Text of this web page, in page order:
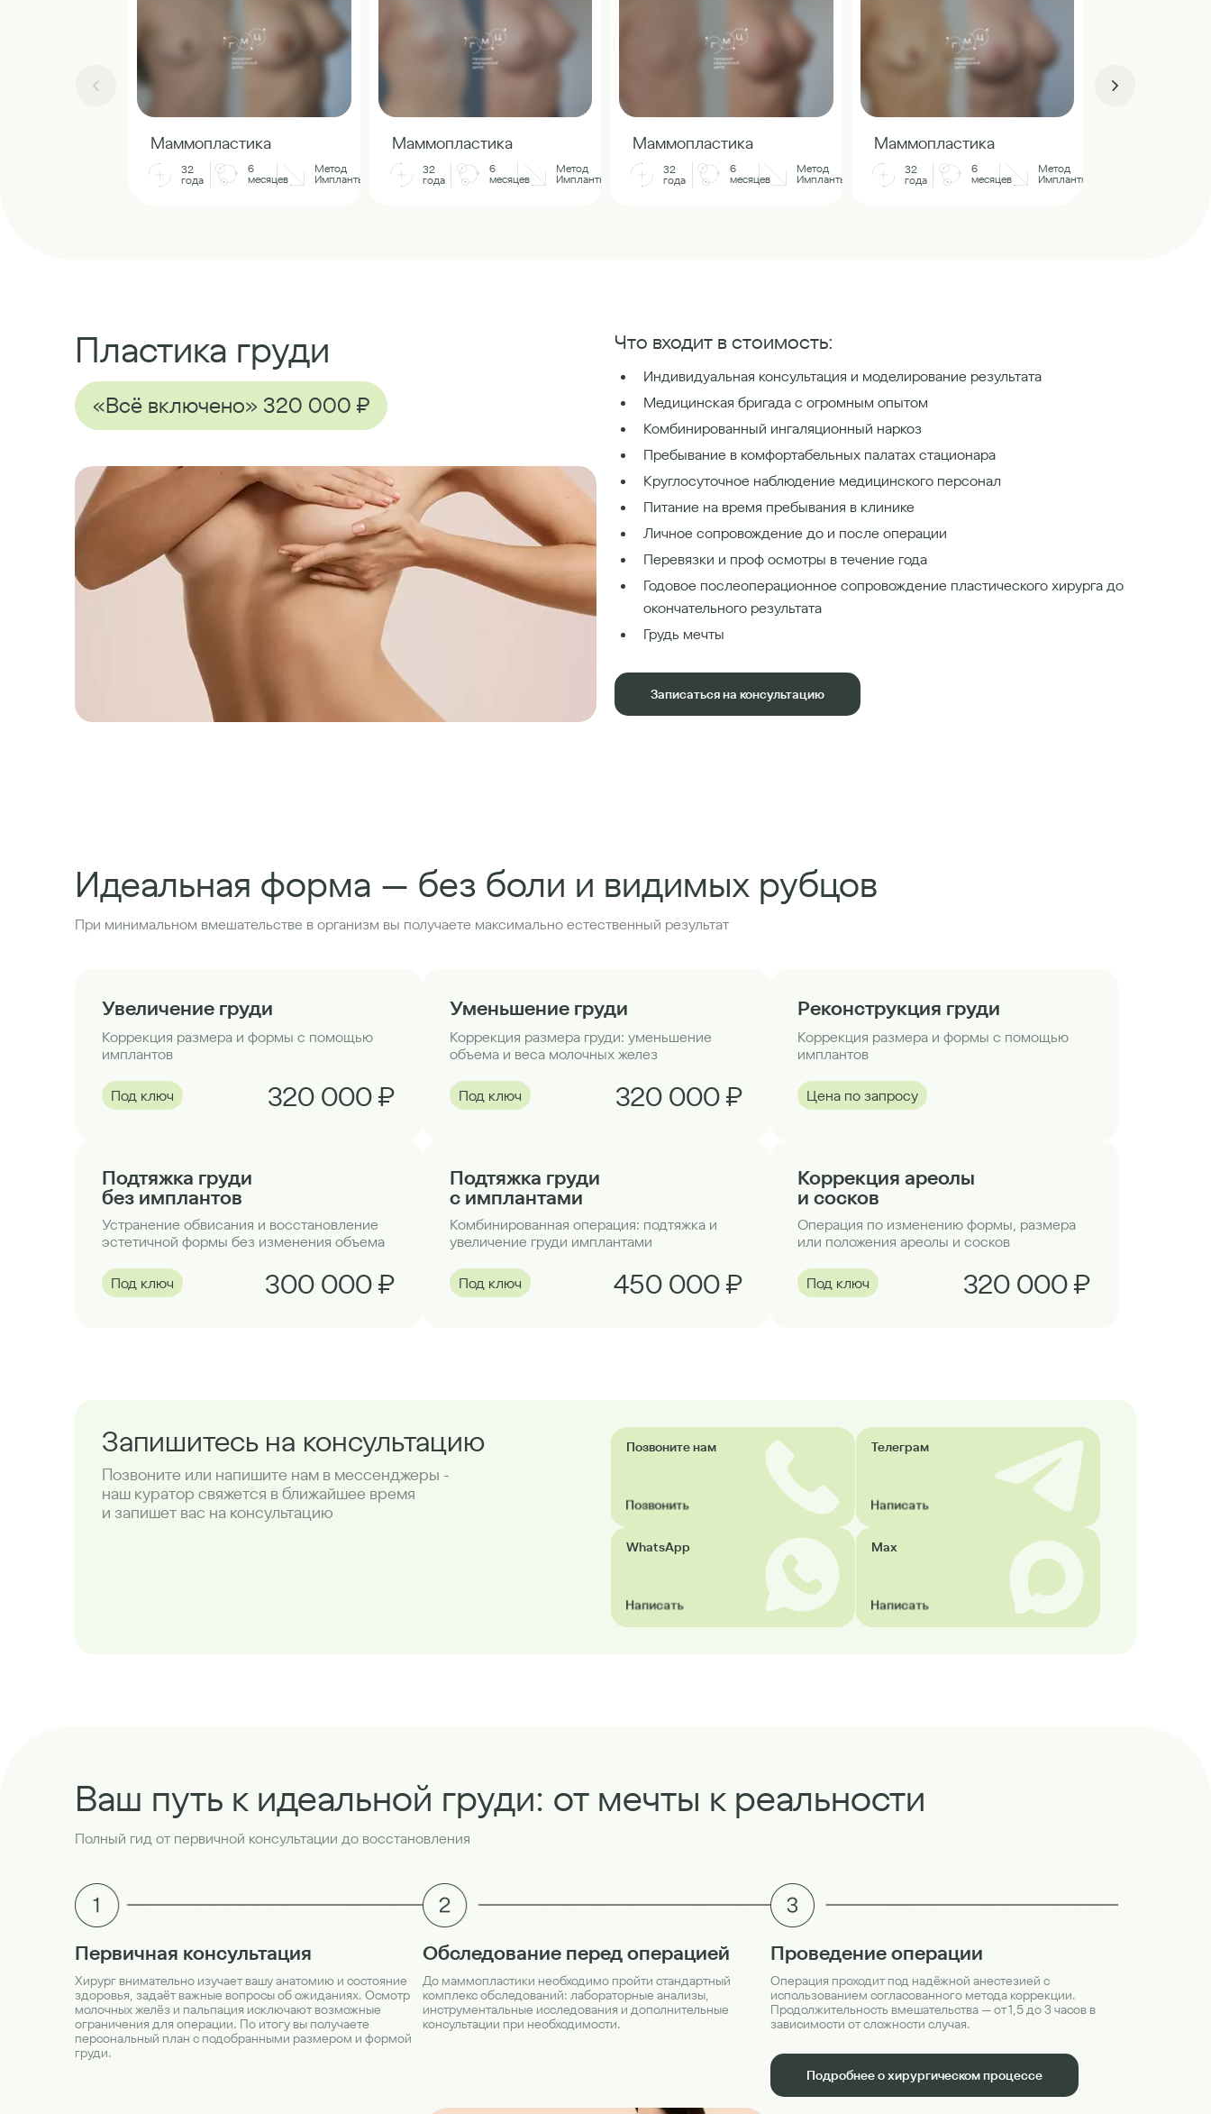
Маммопластика
32
года
6
месяцев
Метод
Импланты
Маммопластика
32
года
6
месяцев
Метод
Импланты
Маммопластика
32
года
6
месяцев
Метод
Импланты
Маммопластика
32
года
6
месяцев
Метод
Импланты
Пластика груди
«Всё включено» 320 000 ₽
Что входит в стоимость:
Индивидуальная консультация и моделирование результата
Медицинская бригада с огромным опытом
Комбинированный ингаляционный наркоз
Пребывание в комфортабельных палатах стационара
Круглосуточное наблюдение медицинского персонал
Питание на время пребывания в клинике
Личное сопровождение до и после операции
Перевязки и проф осмотры в течение года
Годовое послеоперационное сопровождение пластического хирурга до
окончательного результата
Грудь мечты
Записаться на консультацию
Идеальная форма — без боли и видимых рубцов
При минимальном вмешательстве в организм вы получаете максимально естественный результат
Увеличение груди
Коррекция размера и формы с помощью
имплантов
Под ключ 320 000 ₽
Уменьшение груди
Коррекция размера груди: уменьшение
объема и веса молочных желез
Под ключ 320 000 ₽
Реконструкция груди
Коррекция размера и формы с помощью
имплантов
Цена по запросу
Подтяжка груди
без имплантов
Устранение обвисания и восстановление
эстетичной формы без изменения объема
Под ключ 300 000 ₽
Подтяжка груди
с имплантами
Комбинированная операция: подтяжка и
увеличение груди имплантами
Под ключ 450 000 ₽
Коррекция ареолы
и сосков
Операция по изменению формы, размера
или положения ареолы и сосков
Под ключ 320 000 ₽
Запишитесь на консультацию
Позвоните или напишите нам в мессенджеры -
наш куратор свяжется в ближайшее время
и запишет вас на консультацию
Позвоните нам
Позвонить
Телеграм
Написать
WhatsApp
Написать
Max
Написать
Ваш путь к идеальной груди: от мечты к реальности
Полный гид от первичной консультации до восстановления
Первичная консультация
Хирург внимательно изучает вашу анатомию и состояние
здоровья, задаёт важные вопросы об ожиданиях. Осмотр
молочных желёз и пальпация исключают возможные
ограничения для операции. По итогу вы получаете
персональный план с подобранными размером и формой
груди.
Обследование перед операцией
До маммопластики необходимо пройти стандартный
комплекс обследований: лабораторные анализы,
инструментальные исследования и дополнительные
консультации при необходимости.
Проведение операции
Операция проходит под надёжной анестезией с
использованием согласованного метода коррекции.
Продолжительность вмешательства — от 1,5 до 3 часов в
зависимости от сложности случая.
Подробнее о хирургическом процессе